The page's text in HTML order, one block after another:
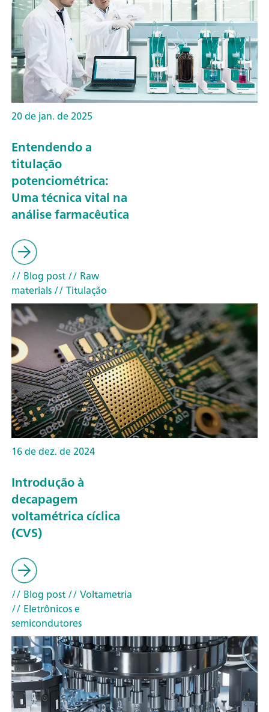
20 de jan. de 2025
Entendendo a
titulação
potenciométrica:
Uma técnica vital na
análise farmacêutica
// Blog post// Raw
materials// Titulação
16 de dez. de 2024
Introdução à
decapagem
voltamétrica cíclica
(CVS)
// Blog post// Voltametria
// Eletrônicos e
semicondutores